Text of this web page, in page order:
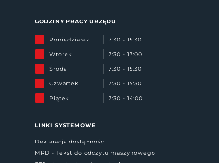
GODZINY PRACY URZĘDU
Poniedziałek 7:30 - 15:30
Wtorek 7:30 - 17:00
Środa 7:30 - 15:30
Czwartek 7:30 - 15:30
Piątek 7:30 - 14:00
LINKI SYSTEMOWE
Deklaracja dostępności
MRD - Tekst do odczytu maszynowego